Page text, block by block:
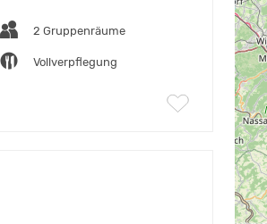
2 Gruppenräume
Vollverpflegung